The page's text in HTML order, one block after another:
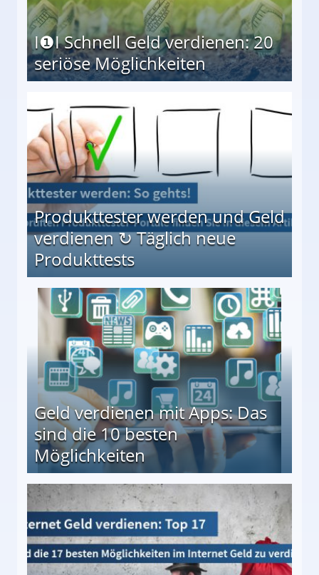
I❶I Schnell Geld verdienen: 20
seriöse Möglichkeiten
Produkttester werden und Geld
verdienen ↻ Täglich neue
Produkttests
↻ Täglich neue Produkttests
Geld verdienen mit Apps: Das
sind die 10 besten
Möglichkeiten
besten Möglichkeiten